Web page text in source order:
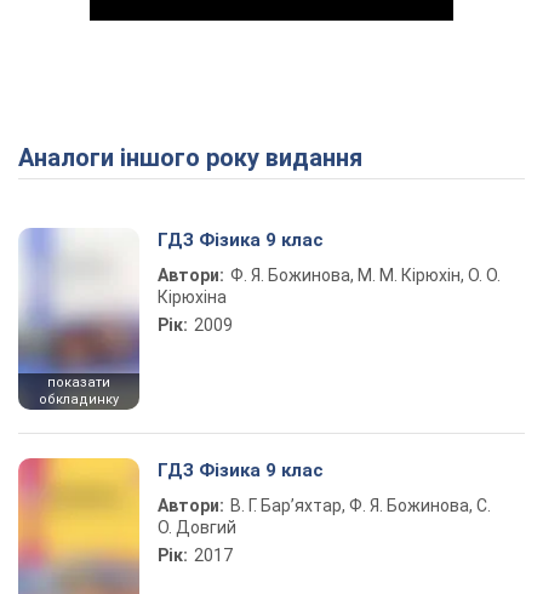
Play Video
Аналоги іншого року видання
показати
обкладинку
ГДЗ Фізика 9 клас
Автори: Ф. Я. Божинова, М. М. Кірюхін, О. О.
Кірюхіна
Рік: 2009
ГДЗ Фізика 9 клас
Автори: В. Г. Бар’яхтар, Ф. Я. Божинова, С.
О. Довгий
Рік: 2017